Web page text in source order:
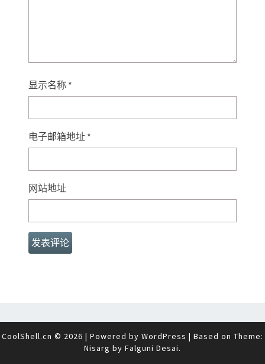
显示名称 *
电子邮箱地址 *
网站地址
CoolShell.cn © 2026 | Powered by WordPress | Based on Theme:
Nisarg by Falguni Desai.